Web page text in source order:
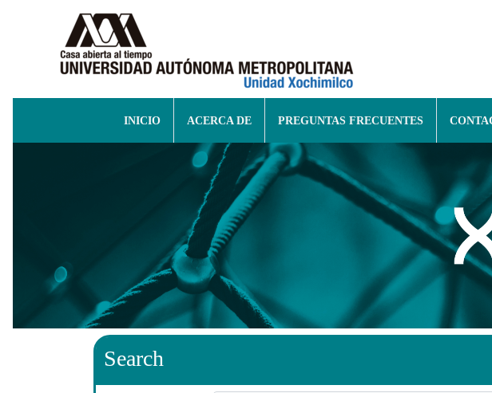
INICIO ACERCA DE PREGUNTAS FRECUENTES
Search